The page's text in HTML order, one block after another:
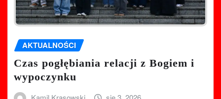
AKTUALNOŚCI
Czas pogłębiania relacji z Bogiem i
wypoczynku